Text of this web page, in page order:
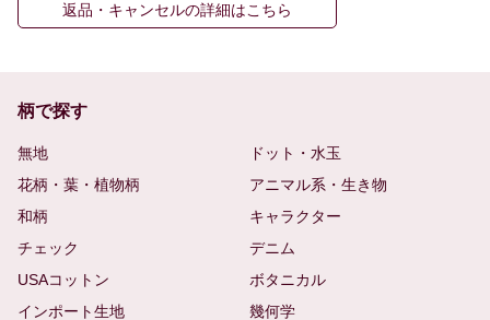
返品・キャンセルの詳細はこちら
柄で探す
無地
ドット・水玉
花柄・葉・植物柄
アニマル系・生き物
和柄
キャラクター
チェック
デニム
USAコットン
ボタニカル
インポート生地
幾何学